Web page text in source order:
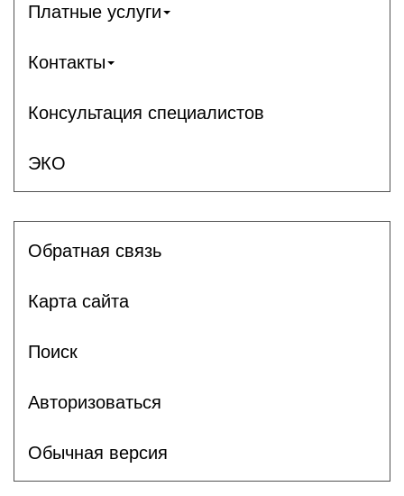
Платные услуги
Контакты
Консультация специалистов
ЭКО
Обратная связь
Карта сайта
Поиск
Авторизоваться
Обычная версия